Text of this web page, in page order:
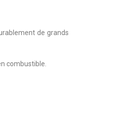
de grands
combustible.